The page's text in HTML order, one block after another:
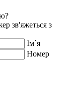
зв'яжеться з
Iм`я
Номер